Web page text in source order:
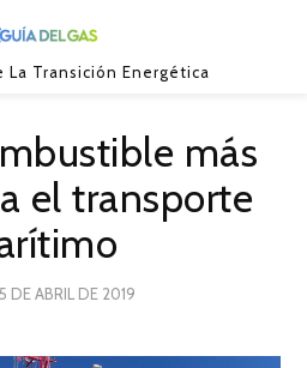
La Transición Energética
más
el transporte
DE ABRIL DE 2019